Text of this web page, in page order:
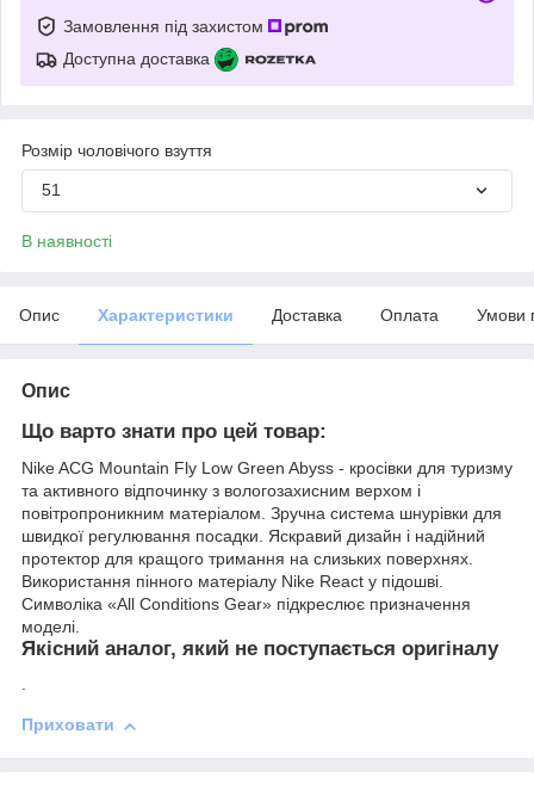
Замовлення під захистом
Доступна доставка
Розмір чоловічого взуття
51
В наявності
Опис Характеристики Доставка Оплата Умови
Опис
Що варто знати про цей товар:
Nike ACG Mountain Fly Low Green Abyss - кросівки для туризму
та активного відпочинку з вологозахисним верхом і
повітропроникним матеріалом. Зручна система шнурівки для
швидкої регулювання посадки. Яскравий дизайн і надійний
протектор для кращого тримання на слизьких поверхнях.
Використання пінного матеріалу Nike React у підошві.
Символіка «All Conditions Gear» підкреслює призначення
моделі.
Якісний аналог, який не поступається оригіналу
.
Приховати